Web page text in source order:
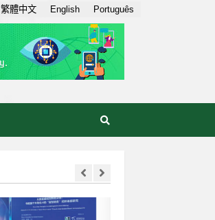
繁體中文 English Português